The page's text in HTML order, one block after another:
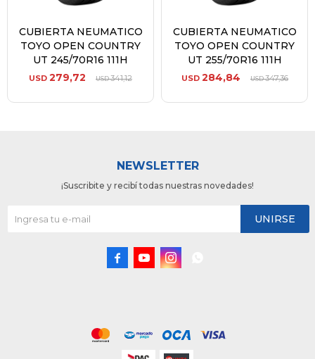
CUBIERTA NEUMATICO
TOYO OPEN COUNTRY
UT 245/70R16 111H
USD 279,72 USD341,12
CUBIERTA NEUMATICO
TOYO OPEN COUNTRY
UT 255/70R16 111H
USD 284,84 USD347,36
NEWSLETTER
¡Suscribite y recibí todas nuestras novedades!
UNIRSE
  